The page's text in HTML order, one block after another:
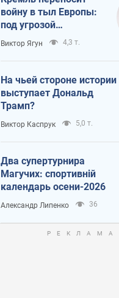
войну в тыл Европы:
под угрозой
критическая
логистика
Виктор Ягун 4,3 т.
На чьей стороне истории
выступает Дональд
Трамп?
Виктор Каспрук 5,0 т.
Два супертурнира
Магучих: спортивній
календарь осени-2026
Александр Липенко 36